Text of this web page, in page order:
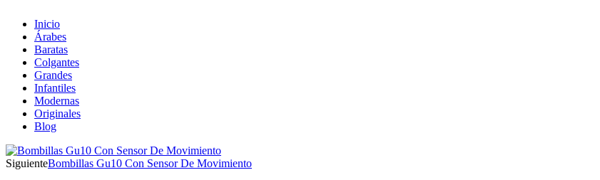
Inicio
Árabes
Baratas
Colgantes
Grandes
Infantiles
Modernas
Originales
Blog
SiguienteBombillas Gu10 Con Sensor De Movimiento